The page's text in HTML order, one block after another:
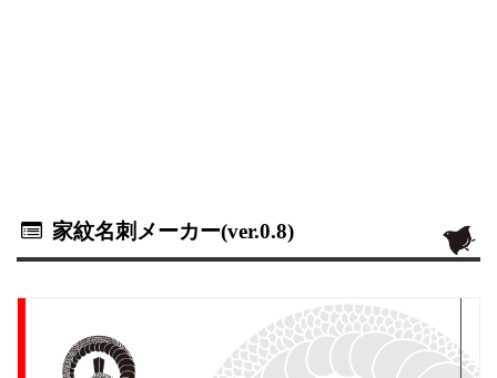
家紋名刺メーカー(ver.0.8)